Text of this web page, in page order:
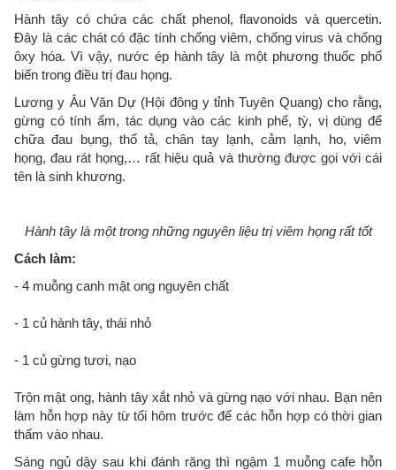
Hành tây có chứa các chất phenol, flavonoids và quercetin.
Đây là các chát có đặc tính chống viêm, chống virus và chống
ôxy hóa. Vì vậy, nước ép hành tây là một phương thuốc phổ
biến trong điều trị đau họng.
Lương y Âu Văn Dự (Hội đông y tỉnh Tuyên Quang) cho rằng,
gừng có tính ấm, tác dụng vào các kinh phế, tỳ, vị dùng để
chữa đau bụng, thổ tả, chân tay lạnh, cảm lạnh, ho, viêm
họng, đau rát họng,… rất hiệu quả và thường được gọi với cái
tên là sinh khương.
Hành tây là một trong những nguyên liệu trị viêm họng rất tốt
Cách làm:
- 4 muỗng canh mật ong nguyên chất
- 1 củ hành tây, thái nhỏ
- 1 củ gừng tươi, nạo
Trộn mật ong, hành tây xắt nhỏ và gừng nạo với nhau. Bạn nên
làm hỗn hợp này từ tối hôm trước để các hỗn hợp có thời gian
thấm vào nhau.
Sáng ngủ dậy sau khi đánh răng thì ngậm 1 muỗng cafe hỗn